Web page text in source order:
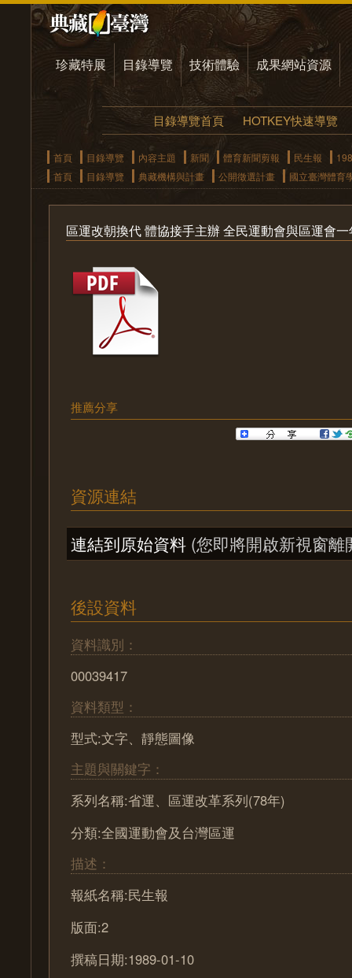
珍藏特展 目錄導覽 技術體驗 成果網站資源
目錄導覽首頁 HOTKEY快速導覽
首頁 目錄導覽 內容主題 新聞 體育新聞剪報 民生報
首頁
目錄導覽 典藏機構與計畫 公開徵選計畫 國立臺灣體育
區運改朝換代 體協接手主辦 全民運動會與區運會
推薦分享
資源連結
連結到原始資料 (您即將開啟新視窗離
後設資料
資料識別：
00039417
資料類型：
型式:文字、靜態圖像
主題與關鍵字：
系列名稱:省運、區運改革系列(78年)
分類:全國運動會及台灣區運
描述：
報紙名稱:民生報
版面:2
撰稿日期:1989-01-10